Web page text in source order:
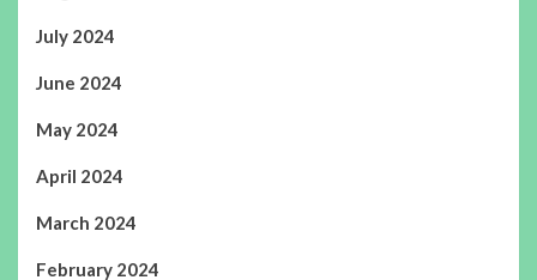
July 2024
June 2024
May 2024
April 2024
March 2024
February 2024